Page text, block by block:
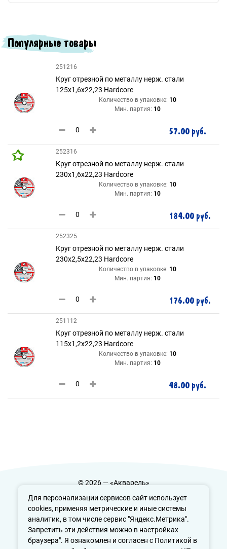
Для персонализации сервисов сайт использует
cookies, применяя метрические и иные системы
аналитик, в том числе сервис "Яндекс.Метрика".
Запретить эти действия можно в настройках
браузера". Я ознакомлен и согласен с Политикой в
Популярные товары
251216
Круг отрезной по металлу нерж. стали
125х1,6х22,23 Hardcore
Количество в упаковке: 10
Мин. партия: 10
57.00 руб.
252316
Круг отрезной по металлу нерж. стали
230х1,6х22,23 Hardcore
Количество в упаковке: 10
Мин. партия: 10
184.00 руб.
252325
Круг отрезной по металлу нерж. стали
230х2,5х22,23 Hardcore
Количество в упаковке: 10
Мин. партия: 10
176.00 руб.
251112
Круг отрезной по металлу нерж. стали
115х1,2х22,23 Hardcore
Количество в упаковке: 10
Мин. партия: 10
48.00 руб.
© 2026 — «Акварель»
Политика конфиденциальности